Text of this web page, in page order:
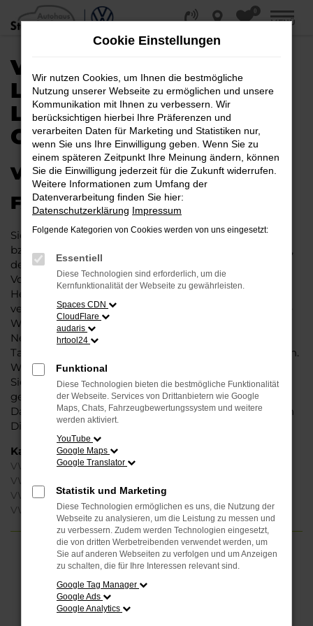
Zum
Hauptinhalt
0
MENÜ
VW TIGUAN KAUFEN,
LEASEN, FINANZIEREN |
LIEFERSERVICE NACH
GÜTERSLOH
VW TIGUAN – IHR PERFEKTES
FAHRZEUG FÜR GÜTERSLOH
Sie möchten in Gütersloh und Umgebung mobil sein
bzw. mobil bleiben. Unser Vorschlag ist ein VW Tiguan,
denn dieses Fahrzeug vereint eine ganze Reihe an
Vorzügen. Da ist zunächst einmal die Tradition des
Herstellers. Ein VW Tiguan für Gütersloh ist perfekt
verarbeitet und auf Langlebigkeit ausgelegt. Auf diese
Weise können Sie unbedenklich sowohl einen
Neuwagen als auch einen Gebrauchten, sowohl eine
Tageszulassung als auch einen Jahreswagen erwerben.
Wenn Sie sich für Steinböhmer entscheiden, erhalten
Sie einen erheblichen Nachlass bzw. Rabatt und
genießen zudem einen außergewöhnlichen Service.
Das beginnt bei der Beratung und setzt sich mit vielen
Dienstleistungen unserer Meisterwerkstatt fort.
Kategorie
VW Tiguan Jahreswagen Gütersloh
VW Tiguan Gebrauchtwagen Gütersloh
VW Tiguan Gütersloh
VW Tiguan Neuwagen Gütersloh
FEHLER: NETWORK ERROR
Beim Laden ist ein Fehler aufgetreten.
Hier sind ein paar Tipps, die dir helfen können:
Cookie Einstellungen
Wir nutzen Cookies, um Ihnen die bestmögliche
Nutzung unserer Webseite zu ermöglichen und unsere
Kommunikation mit Ihnen zu verbessern. Wir
berücksichtigen hierbei Ihre Präferenzen und
verarbeiten Daten für Marketing und Statistiken nur,
wenn Sie uns Ihre Einwilligung geben. Wenn Sie zu
einem späteren Zeitpunkt Ihre Meinung ändern, können
Sie die Einwilligung jederzeit für die Zukunft widerrufen.
Weitere Informationen zum Umfang der
Datenverarbeitung finden Sie hier:
Datenschutzerklärung Impressum
Folgende Kategorien von Cookies werden von uns eingesetzt:
Essentiell
Diese Technologien sind erforderlich, um die
Kernfunktionalität der Webseite zu gewährleisten.
Spaces CDN
CloudFlare
audaris
hrtool24
Funktional
Diese Technologien bieten die bestmögliche Funktionalität
der Webseite. Services von Drittanbietern wie Google
Maps, Chats, Fahrzeugbewertungssystem und weitere
werden aktiviert.
YouTube
Google Maps
Google Translator
Statistik und Marketing
Diese Technologien ermöglichen es uns, die Nutzung der
Webseite zu analysieren, um die Leistung zu messen und
zu verbessern. Zudem werden Technologien eingesetzt,
die von dritten Werbetreibenden verwendet werden, um
Sie auf anderen Webseiten zu verfolgen und um Anzeigen
zu schalten, die für Ihre Interessen relevant sind.
Google Tag Manager
Google Ads
Google Analytics